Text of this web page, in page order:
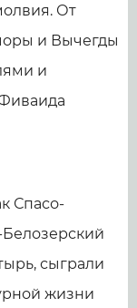
От
и Вычегды
и
Спасо-
сыграли
жизни